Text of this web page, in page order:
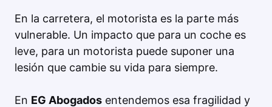
En la carretera, el motorista es la parte más
vulnerable. Un impacto que para un coche es
leve, para un motorista puede suponer una
lesión que cambie su vida para siempre.
En EG Abogados entendemos esa fragilidad y